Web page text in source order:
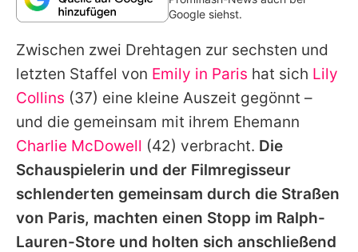
Promiflash Exklusiv
Alle Themen auf Promiflash
Jobs
App runterladen
Team
Redaktionelle Richtlinien
Impressum
Google siehst.
Zwischen zwei Drehtagen zur sechsten und
letzten Staffel von Emily in Paris hat sich Lily
Collins (37) eine kleine Auszeit gegönnt –
und die gemeinsam mit ihrem Ehemann
Charlie McDowell (42) verbracht. Die
Schauspielerin und der Filmregisseur
schlenderten gemeinsam durch die Straßen
von Paris, machten einen Stopp im Ralph-
Lauren-Store und holten sich anschließend